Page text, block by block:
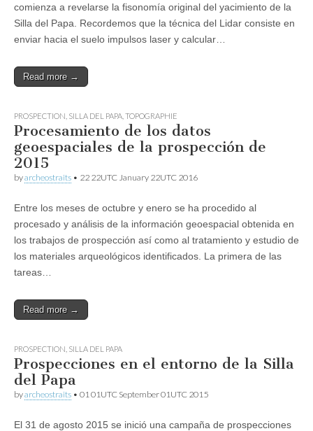
comienza a revelarse la fisonomía original del yacimiento de la
Silla del Papa. Recordemos que la técnica del Lidar consiste en
enviar hacia el suelo impulsos laser y calcular…
Read more →
PROSPECTION SILLA DEL PAPA TOPOGRAPHIE
Procesamiento de los datos
geoespaciales de la prospección de
2015
byarcheostraits • 22 22UTC January 22UTC 2016
Entre los meses de octubre y enero se ha procedido al
procesado y análisis de la información geoespacial obtenida en
los trabajos de prospección así como al tratamiento y estudio de
los materiales arqueológicos identificados. La primera de las
tareas…
Read more →
PROSPECTION SILLA DEL PAPA
Prospecciones en el entorno de la Silla
del Papa
byarcheostraits • 01 01UTC September 01UTC 2015
El 31 de agosto 2015 se inició una campaña de prospecciones